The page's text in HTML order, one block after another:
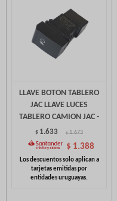
LLAVE BOTON TABLERO
JAC LLAVE LUCES
TABLERO CAMION JAC -
$ 1.633 $ 1.673
$ 1.388